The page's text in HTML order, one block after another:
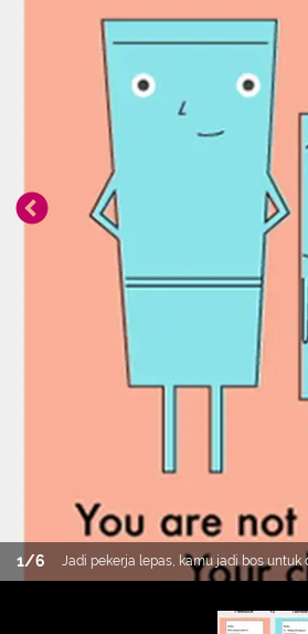
1/6 Jadi pekerja lepas, kamu jadi bos